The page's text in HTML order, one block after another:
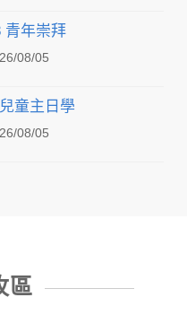
青年崇拜
08/05
童主日學
08/05
區